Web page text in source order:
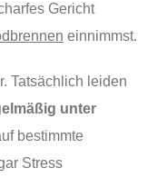
Gericht
einnimmst.
Tatsächlich leiden
unter
bestimmte
Stress